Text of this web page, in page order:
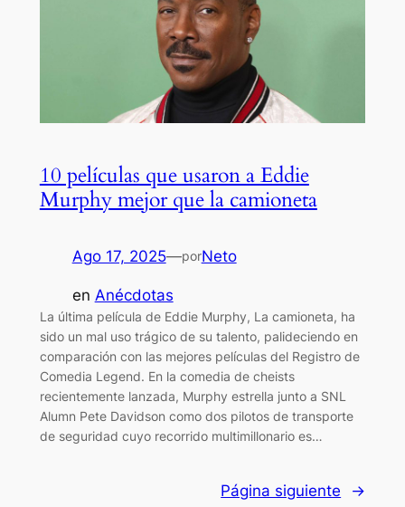
10 películas que usaron a Eddie
Murphy mejor que la camioneta
Ago 17, 2025—porNeto
en Anécdotas
La última película de Eddie Murphy, La camioneta, ha
sido un mal uso trágico de su talento, palideciendo en
comparación con las mejores películas del Registro de
Comedia Legend. En la comedia de cheists
recientemente lanzada, Murphy estrella junto a SNL
Alumn Pete Davidson como dos pilotos de transporte
de seguridad cuyo recorrido multimillonario es…
Página siguiente →